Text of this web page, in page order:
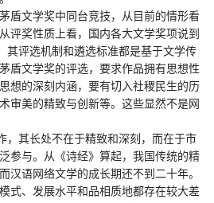
文学奖中同台竞技，从目前的情形看
评奖性质上看，国内各大文学奖项说到
其评选机制和遴选标准都是基于文学传
盾文学奖的评选，要求作品拥有思想性
想的深刻内涵，要有切入社稷民生的历
审美的精致与创新等。这些显然不是网
其长处不在于精致和深刻，而在于市
参与。从《诗经》算起，我国传统的精
汉语网络文学的成长期还不到二十年。
式、发展水平和品相质地都存在较大差